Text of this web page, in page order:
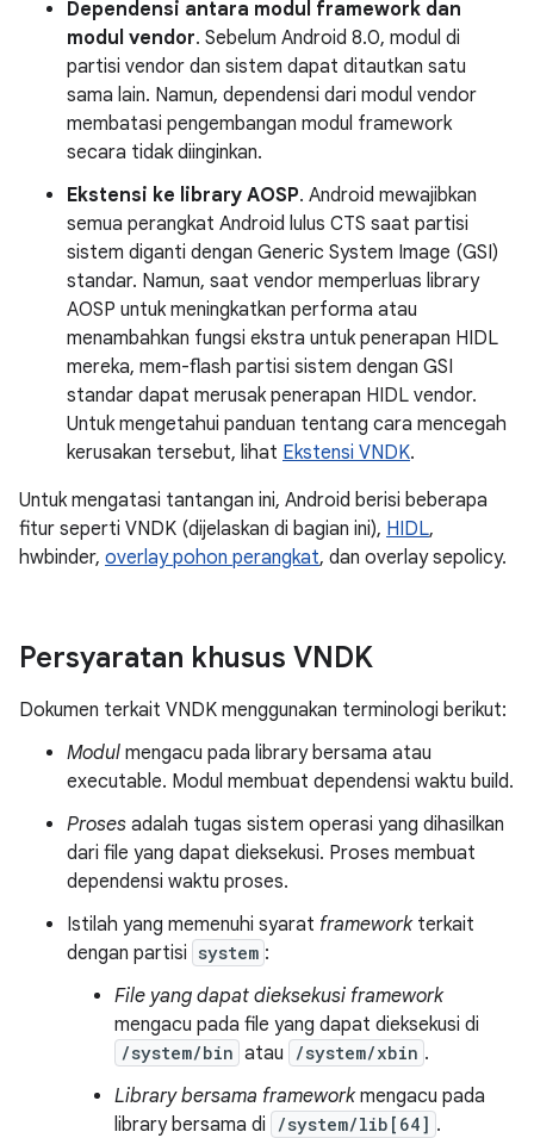
Dependensi antara modul framework dan
modul vendor. Sebelum Android 8.0, modul di
partisi vendor dan sistem dapat ditautkan satu
sama lain. Namun, dependensi dari modul vendor
membatasi pengembangan modul framework
secara tidak diinginkan.
Ekstensi ke library AOSP. Android mewajibkan
semua perangkat Android lulus CTS saat partisi
sistem diganti dengan Generic System Image (GSI)
standar. Namun, saat vendor memperluas library
AOSP untuk meningkatkan performa atau
menambahkan fungsi ekstra untuk penerapan HIDL
mereka, mem-flash partisi sistem dengan GSI
standar dapat merusak penerapan HIDL vendor.
Untuk mengetahui panduan tentang cara mencegah
kerusakan tersebut, lihat Ekstensi VNDK.
Untuk mengatasi tantangan ini, Android berisi beberapa
fitur seperti VNDK (dijelaskan di bagian ini), HIDL,
hwbinder, overlay pohon perangkat, dan overlay sepolicy.
Persyaratan khusus VNDK
Dokumen terkait VNDK menggunakan terminologi berikut:
Modul mengacu pada library bersama atau
executable. Modul membuat dependensi waktu build.
Proses adalah tugas sistem operasi yang dihasilkan
dari file yang dapat dieksekusi. Proses membuat
dependensi waktu proses.
Istilah yang memenuhi syarat frameworkterkait
dengan partisi system :
File yang dapat dieksekusi framework
mengacu pada file yang dapat dieksekusi di
/system/bin atau /system/xbin .
Library bersama frameworkmengacu pada
library bersama di
/system/lib[64] .